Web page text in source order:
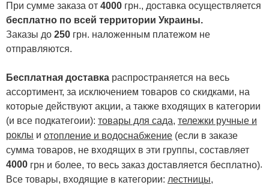
При сумме заказа от 4000 грн., доставка осуществляется
бесплатно по всей территории Украины.
Заказы до 250 грн. наложенным платежом не
отправляются.
Бесплатная доставка распространяется на весь
ассортимент, за исключением товаров со скидками, на
которые действуют акции, а также входящих в категории
(и все подкатегоии): товары для сада, тележки ручные и
роклы и отопление и водоснабжение (если в заказе
сумма товаров, не входящих в эти группы, составляет
4000 грн и более, то весь заказ доставляется бесплатно).
Все товары, входящие в категории: лестницы,